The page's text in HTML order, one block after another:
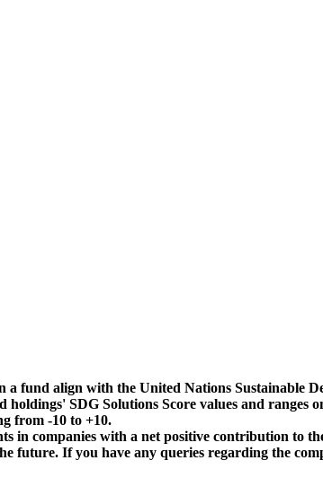
a fund align with the United Nations Sustainable
SDG Solutions Score values and ranges
from -10 to +10.
in companies with a net positive contribution to
future. If you have any queries regarding the